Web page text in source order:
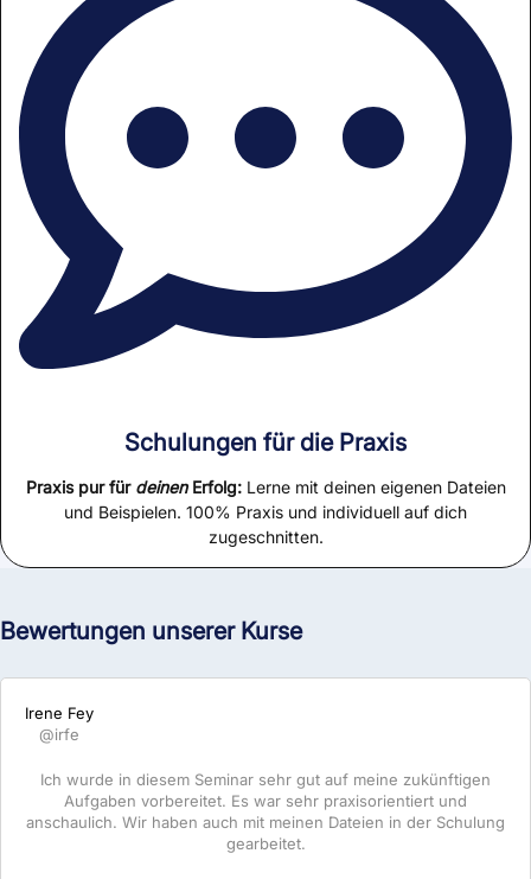
Schulungen für die Praxis
Praxis pur für deinen Erfolg: Lerne mit deinen eigenen Dateien
und Beispielen. 100% Praxis und individuell auf dich
zugeschnitten.
Bewertungen unserer Kurse
Irene Fey
@irfe
Ich wurde in diesem Seminar sehr gut auf meine zukünftigen
Aufgaben vorbereitet. Es war sehr praxisorientiert und
anschaulich. Wir haben auch mit meinen Dateien in der Schulung
gearbeitet.